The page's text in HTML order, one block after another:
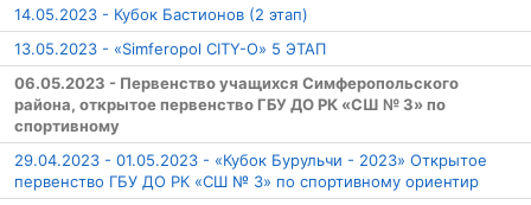
14.05.2023 - Кубок Бастионов (2 этап)
13.05.2023 - «Simferopol CITY-O» 5 ЭТАП
06.05.2023 - Первенство учащихся Симферопольского
района, открытое первенство ГБУ ДО РК «СШ № 3» по
спортивному
29.04.2023 - 01.05.2023 - «Кубок Бурульчи - 2023» Открытое
первенство ГБУ ДО РК «СШ № 3» по спортивному ориентир